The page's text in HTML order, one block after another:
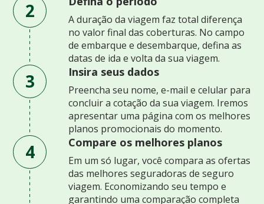
2
A duração da viagem faz total diferença
no valor final das coberturas. No campo
de embarque e desembarque, defina as
datas de ida e volta da sua viagem.
3 Insira seus dados
Preencha seu nome, e-mail e celular para
concluir a cotação da sua viagem. Iremos
apresentar uma página com os melhores
planos promocionais do momento.
4 Compare os melhores planos
Em um só lugar, você compara as ofertas
das melhores seguradoras de seguro
viagem. Economizando seu tempo e
garantindo uma comparação completa